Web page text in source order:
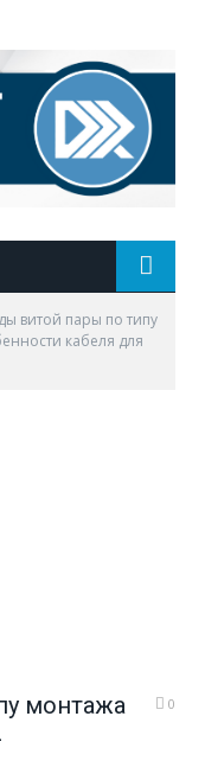
витой пары по типу
кабеля для
монтажа
0